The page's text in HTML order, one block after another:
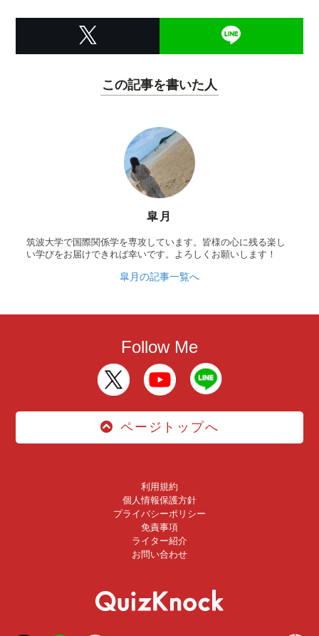
この記事を書いた人
皐月
筑波大学で国際関係学を専攻しています。皆様の心に残る楽し
い学びをお届けできれば幸いです。よろしくお願いします！
皐月の記事一覧へ
Follow Me
ページトップへ
利用規約
個人情報保護方針
プライバシーポリシー
免責事項
ライター紹介
お問い合わせ